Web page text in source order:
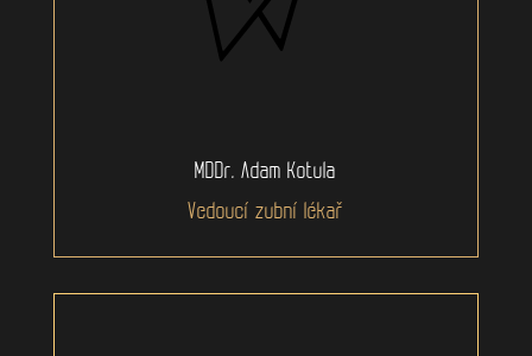
MDDr. Adam Kotula
Vedoucí zubní lékař